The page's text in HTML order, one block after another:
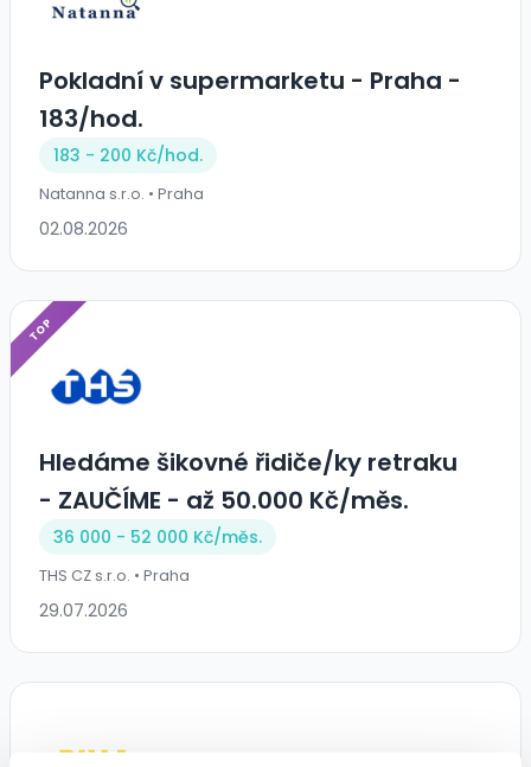
Pokladní v supermarketu - Praha -
183/hod.
183 - 200 Kč/hod.
Natanna s.r.o. • Praha
02.08.2026
TOP
Hledáme šikovné řidiče/ky retraku
- ZAUČÍME - až 50.000 Kč/měs.
36 000 - 52 000 Kč/měs.
THS CZ s.r.o. • Praha
29.07.2026